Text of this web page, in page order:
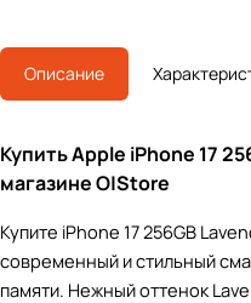
Описание
Купить Apple iPhone 17
магазине O|Store
Купите iPhone 17 256GB
современный и стильный
памяти. Нежный оттенок